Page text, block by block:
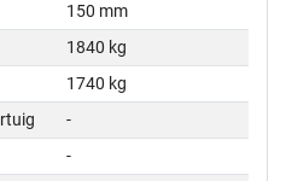
150 mm
1840 kg
1740 kg
-
-